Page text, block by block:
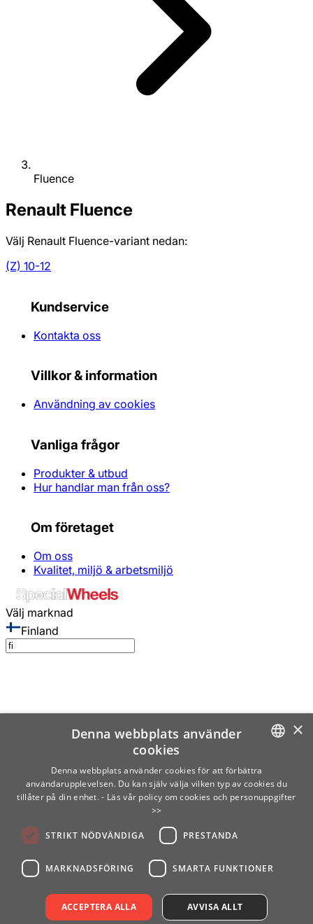
Fluence
Renault Fluence
Välj Renault Fluence-variant nedan:
(Z) 10-12
Kundservice
Kontakta oss
Villkor & information
Användning av cookies
Vanliga frågor
Produkter & utbud
Hur handlar man från oss?
Om företaget
Om oss
Kvalitet, miljö & arbetsmiljö
Välj marknad
Finland
SWEDISH
×
Denna webbplats använder
cookies
Denna webbplats använder cookies för att förbättra
användarupplevelsen. Du kan själv välja vilken typ av cookies du
tillåter på din enhet. - Läs vår policy om cookies och personuppgifter
>>
STRIKT NÖDVÄNDIGA PRESTANDA
MARKNADSFÖRING SMARTA FUNKTIONER
ACCEPTERA ALLA AVVISA ALLT